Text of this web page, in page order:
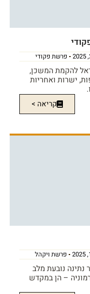
פרשת פקודי
להקמת המשכן,
ישרות ואחריות
קריאה >
פרשת ויקהל
נובעת מלב
– הן במקדש